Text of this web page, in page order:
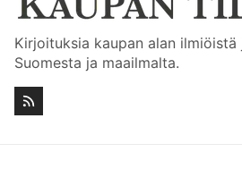
Kirjoituksia kaupan alan ilmiöistä
Suomesta ja maailmalta.